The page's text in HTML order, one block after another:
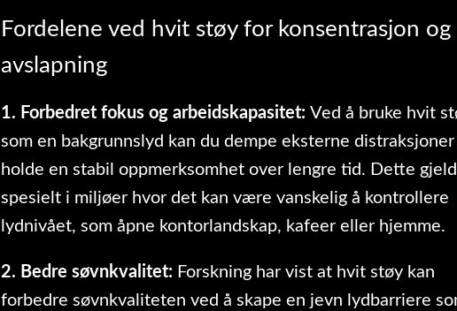
Fordelene ved hvit støy for konsentrasjon og
avslapning
1. Forbedret fokus og arbeidskapasitet: Ved å bruke hvit
som en bakgrunnslyd kan du dempe eksterne distraksjoner
holde en stabil oppmerksomhet over lengre tid. Dette
spesielt i miljøer hvor det kan være vanskelig å kontrollere
lydnivået, som åpne kontorlandskap, kafeer eller hjemme.
2. Bedre søvnkvalitet: Forskning har vist at hvit støy kan
forbedre søvnkvaliteten ved å skape en jevn lydbarriere